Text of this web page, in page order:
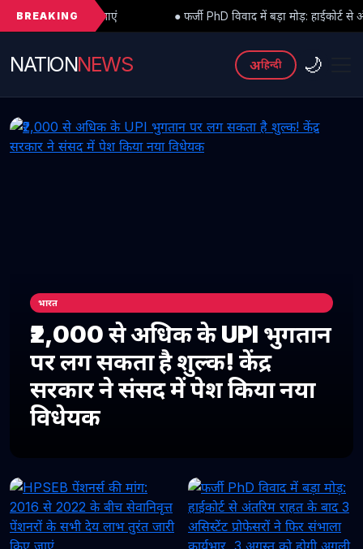
BREAKING● फर्जी PhD विवाद में बड़ा मोड़: हाईकोर्ट से अंतरिम राहत के बाद 3
NATIONNEWS अहिन्दी 🌙
भारत
₹2,000 से अधिक के UPI भुगतान
पर लग सकता है शुल्क! केंद्र
सरकार ने संसद में पेश किया नया
विधेयक